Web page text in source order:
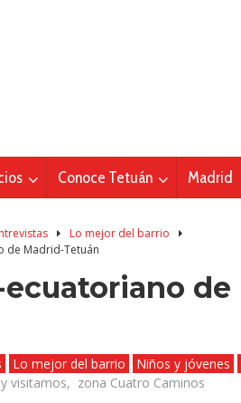
Conoce Tetuán Madrid
Lo mejor del barrio
de Madrid-Tetuán
de
Lo mejor del barrio Niños y jóvenes
visitamos, zona Cuatro Caminos